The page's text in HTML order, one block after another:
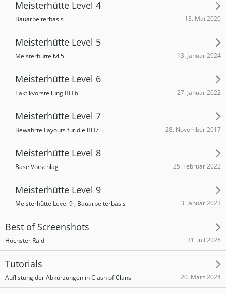
Meisterhütte Level 4
Bauarbeiterbasis 13. Mai 2020
Meisterhütte Level 5
Meisterhütte lvl 5 13. Januar 2024
Meisterhütte Level 6
Taktikvorstellung BH 6 27. Januar 2022
Meisterhütte Level 7
Bewährte Layouts für die BH7 28. November 2017
Meisterhütte Level 8
Base Vorschlag 25. Februar 2022
Meisterhütte Level 9
Meisterhütte Level 9 , Bauarbeiterbasis 3. Januar 2023
Best of Screenshots
Höchster Raid 31. Juli 2026
Tutorials
Auflistung der Abkürzungen in Clash of Clans 20. März 2024